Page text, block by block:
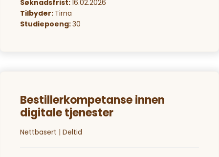
Søknadsfrist: 16.02.2026
Tilbyder: Tirna
Studiepoeng:30
Bestillerkompetanse innen
digitale tjenester
Nettbasert | Deltid